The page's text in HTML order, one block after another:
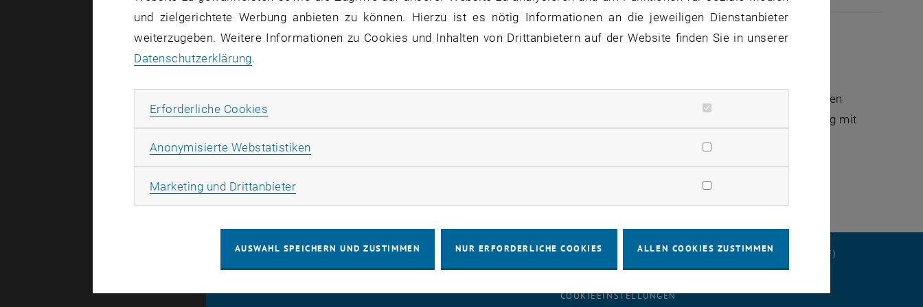
Betroffene Servicenehmer:Studierende, Mitarbeiter_innen
Das Service ist aktuell wieder stabil, auf Basis der vorliegenden Informationen konnten wir die Ursache für den
Ausfall nicht klar feststellen. Wir beobachten weiterhin und werden das Monitoring erweitern, in der Hoffnung mit
mehr Informationen bessere Aussagen tätigen zu können.
© TU Wien#
116210
IMPRESSUM BARRIEREFREIHEITSERKLÄRUNG DATENSCHUTZERKLÄRUNG (PDF)
COOKIEEINSTELLUNGEN
und zielgerichtete Werbung anbieten zu können. Hierzu ist es nötig Informationen an die jeweiligen Dienstanbieter
weiterzugeben. Weitere Informationen zu Cookies und Inhalten von Drittanbietern auf der Website finden Sie in unserer
Datenschutzerklärung.
Erforderliche Cookies
Anonymisierte Webstatistiken
Marketing und DrittanbieterMarketing Cookies zulassen
AUSWAHL SPEICHERN UND ZUSTIMMEN NUR ERFORDERLICHE COOKIES ALLEN COOKIES ZUSTIMMEN